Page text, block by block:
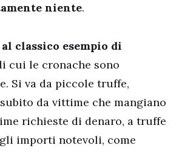
niente.
classico esempio di
cui le cronache sono
Si va da piccole truffe,
da vittime che mangiano
richieste di denaro, a truffe
importi notevoli, come